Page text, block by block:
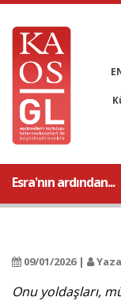
Esra'nın ardından...
09/01/2026 |
Onu yoldaşları,